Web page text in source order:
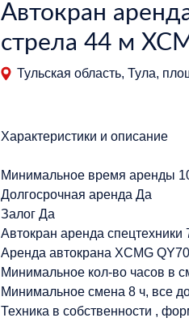
Автокран
стрела 44 м
Тульская область, Тула,
Характеристики и описание
Минимальное время аренды
Долгосрочная аренда Да
Залог Да
Автокран аренда спецтехники
Аренда автокрана XCMG
Минимальное кол-во часов в
Минимальное смена 8 ч, все
Техника в собственности ,